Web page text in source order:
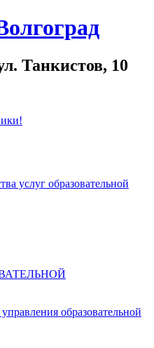
Танкистов, 10
услуг образовательной
образовательной